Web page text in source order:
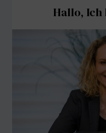
Hallo, Ich